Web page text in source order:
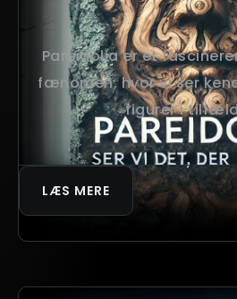
Pareidolia er et
fænomen, hvor vi ser
figurer i
LÆS MERE